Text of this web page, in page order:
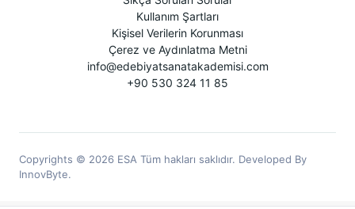
Kullanım Şartları
Kişisel Verilerin Korunması
Çerez ve Aydınlatma Metni
info@edebiyatsanatakademisi.com
+90 530 324 11 85
Copyrights © 2026 ESA Tüm hakları saklıdır. Developed By
InnovByte.